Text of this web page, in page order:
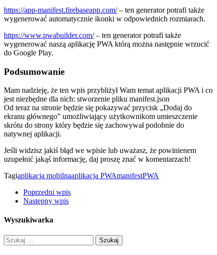
https://app-manifest.firebaseapp.com/– ten generator potrafi także
wygenerować automatycznie ikonki w odpowiednich rozmiarach.
https://www.pwabuilder.com/– ten generator potrafi także
wygenerować naszą aplikację PWA którą można następnie wrzucić
do Google Play.
Podsumowanie
Mam nadzieję, że ten wpis przybliżył Wam temat aplikacji PWA i co
jest niezbędne dla nich: stworzenie pliku manifest.json
Od teraz na stronie będzie się pokazywać przycisk „Dodaj do
ekranu głównego” umożliwiający użytkownikom umieszczenie
skrótu do strony który będzie się zachowywał podobnie do
natywnej aplikacji.
Jeśli widzisz jakiś błąd we wpisie lub uważasz, że powinienem
uzupełnić jakąś informację, daj proszę znać w komentarzach!
Tagiaplikacja mobilnaaplikacja PWAmanifestPWA
Poprzedni wpis
Następny wpis
Wyszukiwarka
Szukaj: